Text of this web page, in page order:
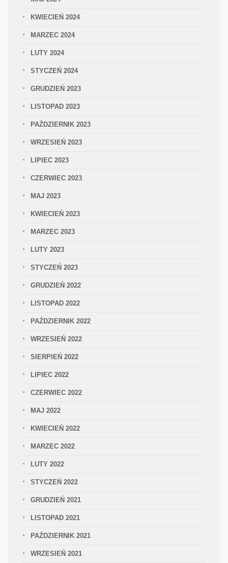
KWIECIEŃ 2024
MARZEC 2024
LUTY 2024
STYCZEŃ 2024
GRUDZIEŃ 2023
LISTOPAD 2023
PAŹDZIERNIK 2023
WRZESIEŃ 2023
LIPIEC 2023
CZERWIEC 2023
MAJ 2023
KWIECIEŃ 2023
MARZEC 2023
LUTY 2023
STYCZEŃ 2023
GRUDZIEŃ 2022
LISTOPAD 2022
PAŹDZIERNIK 2022
WRZESIEŃ 2022
SIERPIEŃ 2022
LIPIEC 2022
CZERWIEC 2022
MAJ 2022
KWIECIEŃ 2022
MARZEC 2022
LUTY 2022
STYCZEŃ 2022
GRUDZIEŃ 2021
LISTOPAD 2021
PAŹDZIERNIK 2021
WRZESIEŃ 2021